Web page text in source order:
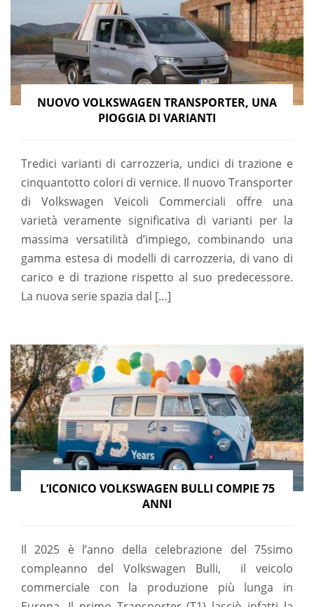
NUOVO VOLKSWAGEN TRANSPORTER, UNA
PIOGGIA DI VARIANTI
Tredici varianti di carrozzeria, undici di trazione e
cinquantotto colori di vernice. Il nuovo Transporter
di Volkswagen Veicoli Commerciali offre una
varietà veramente significativa di varianti per la
massima versatilità d’impiego, combinando una
gamma estesa di modelli di carrozzeria, di vano di
carico e di trazione rispetto al suo predecessore.
La nuova serie spazia dal […]
L’ICONICO VOLKSWAGEN BULLI COMPIE 75
ANNI
Il 2025 è l’anno della celebrazione del 75simo
compleanno del Volkswagen Bulli, il veicolo
commerciale con la produzione più lunga in